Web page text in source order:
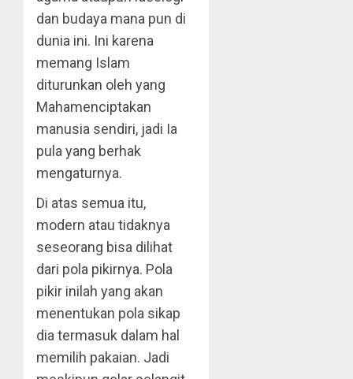
dan budaya mana pun di
dunia ini. Ini karena
memang Islam
diturunkan oleh yang
Mahamenciptakan
manusia sendiri, jadi Ia
pula yang berhak
mengaturnya.
Di atas semua itu,
modern atau tidaknya
seseorang bisa dilihat
dari pola pikirnya. Pola
pikir inilah yang akan
menentukan pola sikap
dia termasuk dalam hal
memilih pakaian. Jadi